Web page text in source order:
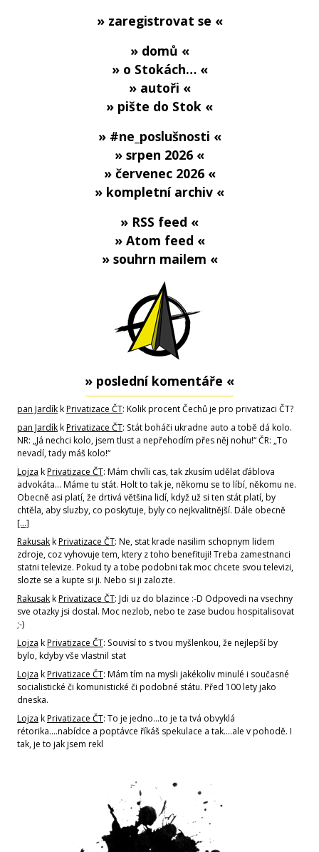
» zaregistrovat se «
» domů «
» o Stokách… «
» autoři «
» pište do Stok «
» #ne_poslušnosti «
» srpen 2026 «
» červenec 2026 «
» kompletní archiv «
» RSS feed «
» Atom feed «
» souhrn mailem «
» poslední komentáře «
pan JardíkkPrivatizace ČT: Kolik procent Čechů je pro privatizaci ČT?
pan JardíkkPrivatizace ČT: Stát boháči ukradne auto a tobě dá kolo.
NR: „Já nechci kolo, jsem tlust a nepřehodím přes něj nohu!“ ČR: „To
nevadí, tady máš kolo!“
Lojza kPrivatizace ČT: Mám chvíli cas, tak zkusím udělat ďáblova
advokáta... Máme tu stát. Holt to tak je, někomu se to líbí, někomu ne.
Obecně asi platí, že drtivá většina lidí, když už si ten stát platí, by
chtěla, aby sluzby, co poskytuje, byly co nejkvalitnější. Dále obecně
[…]
RakusakkPrivatizace ČT: Ne, stat krade nasilim schopnym lidem
zdroje, coz vyhovuje tem, ktery z toho benefituji! Treba zamestnanci
statni televize. Pokud ty a tobe podobni tak moc chcete svou televizi,
slozte se a kupte si ji. Nebo si ji zalozte.
RakusakkPrivatizace ČT: Jdi uz do blazince :-D Odpovedi na vsechny
sve otazky jsi dostal. Moc nezlob, nebo te zase budou hospitalisovat
;-)
Lojza kPrivatizace ČT: Souvisí to s tvou myšlenkou, že nejlepší by
bylo, kdyby vše vlastnil stat
Lojza kPrivatizace ČT: Mám tím na mysli jakékoliv minulé i současné
socialistické či komunistické či podobné státu. Před 100 lety jako
dneska.
Lojza kPrivatizace ČT: To je jedno...to je ta tvá obvyklá
rétorika....nabídce a poptávce říkáš spekulace a tak....ale v pohodě. I
tak, je to jak jsem rekl